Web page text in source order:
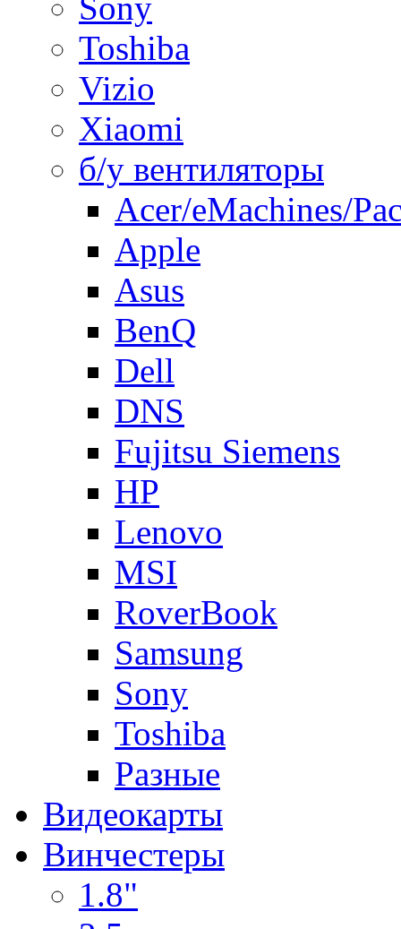
Toshiba
Vizio
Xiaomi
б/у вентиляторы
Acer/eMachines/
Apple
Asus
BenQ
Dell
DNS
Fujitsu Siemens
HP
Lenovo
MSI
RoverBook
Samsung
Sony
Toshiba
Разные
Видеокарты
Винчестеры
1.8"